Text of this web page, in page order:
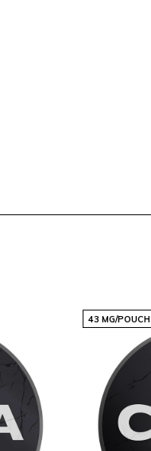
43 MG/POUCH